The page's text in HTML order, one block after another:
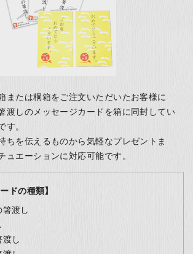
または桐箱をご注文いただいたお客様に
渡しのメッセージカードを箱に同封してい
す。
ちを伝えるものから気軽なプレゼントま
ュエーションに対応可能です。
ドの種類】
渡し
渡し